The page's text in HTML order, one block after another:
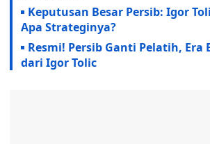
Keputusan Besar Persib: Igor
Apa Strateginya?
Resmi! Persib Ganti Pelatih, Era
dari Igor Tolic